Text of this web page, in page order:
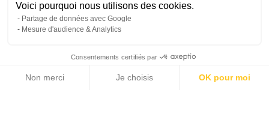
Michaël Zingraf Real Estate
Voici pourquoi nous utilisons des cookies.
Partage de données avec Google
Mesure d'audience & Analytics
Consentements certifiés par
Non merci Je choisis
OK pour moi